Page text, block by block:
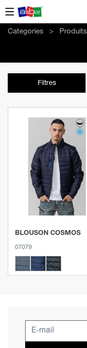
Categories Produits
Filtres
Voir le produit
BLOUSON COSMOS
07079